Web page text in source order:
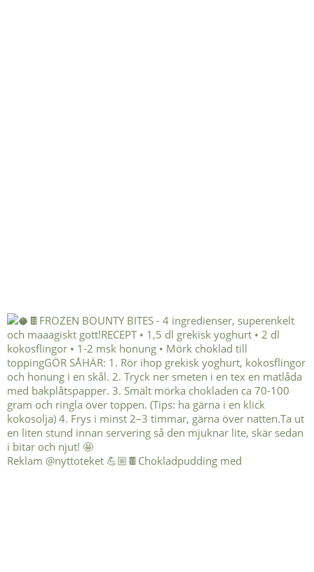
Reklam @nyttoteket 💪🏼🍫Chokladpudding med